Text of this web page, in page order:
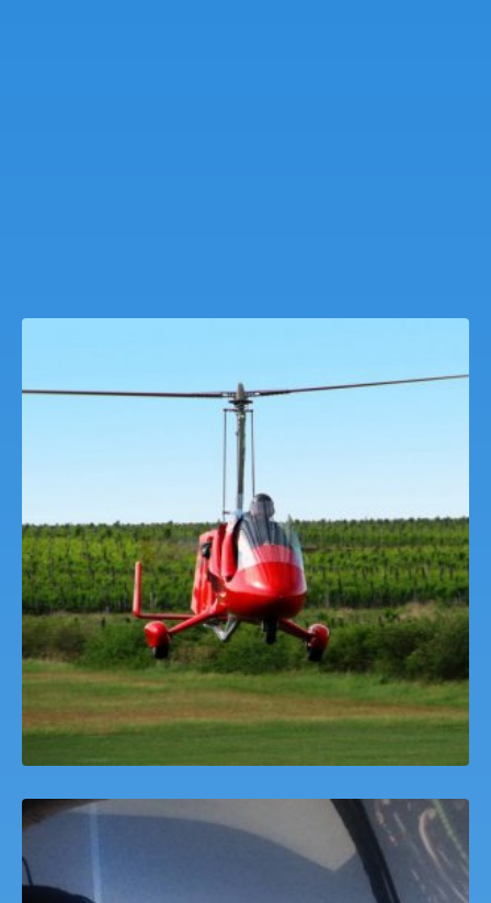
Gyrokopter autogyro Sétarepülés
18,000Ft